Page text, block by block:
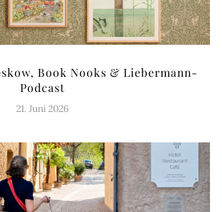
Book Nooks & Liebermann-
Podcast
21. Juni 2026